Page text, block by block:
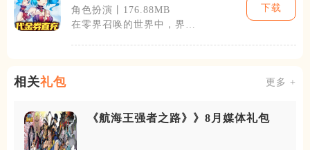
角色扮演丨176.88MB
在零界召唤的世界中，界灵
下载
相关礼包 更多 +
《航海王强者之路》》8月媒体礼包